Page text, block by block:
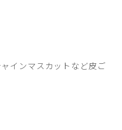
インマスカットなど皮ご